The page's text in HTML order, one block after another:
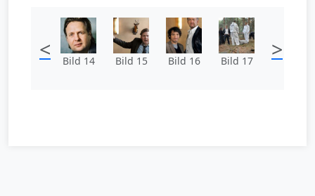
< Bild 14 Bild 15 Bild 16 Bild 17 >